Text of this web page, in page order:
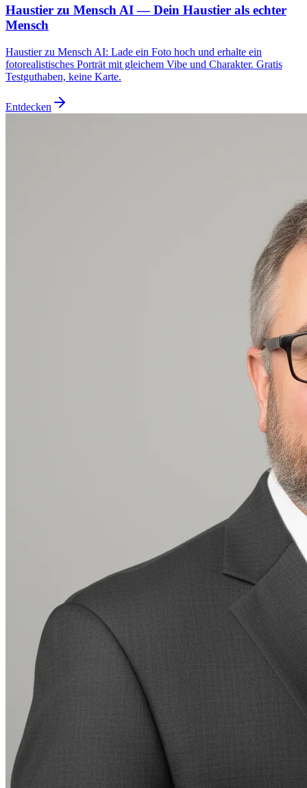
Haustier zu Mensch AI — Dein Haustier als echter
Mensch
Haustier zu Mensch AI: Lade ein Foto hoch und erhalte ein
fotorealistisches Porträt mit gleichem Vibe und Charakter. Gratis
Testguthaben, keine Karte.
Entdecken